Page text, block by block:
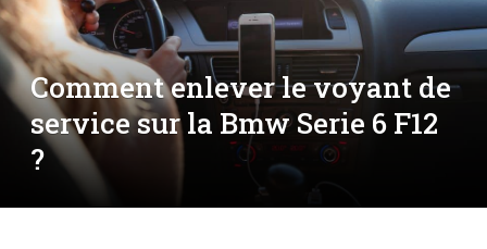
Comment enlever le voyant de
service sur la Bmw Serie 6 F12
?